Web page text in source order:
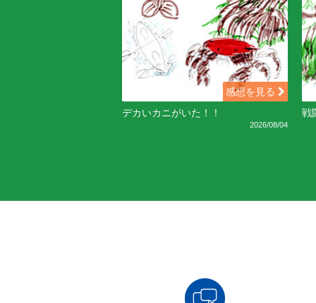
感想を見る
デカいカニがいた！！
2026/08/04
戦